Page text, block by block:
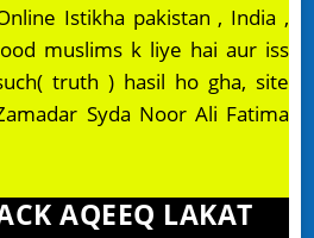
Istikha pakistan , India ,
muslims k liye hai aur iss
truth ) hasil ho gha, site
Syda Noor Ali Fatima
AQEEQ LAKAT